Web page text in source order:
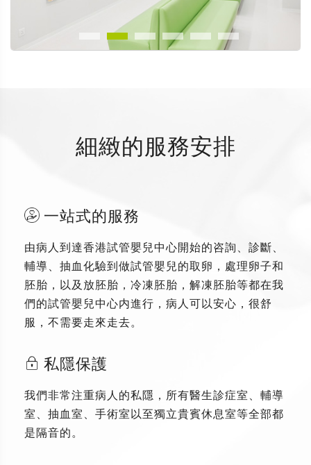
細緻的服務安排
一站式的服務
由病人到達香港試管嬰兒中心開始的咨詢、診斷、
輔導、抽血化驗到做試管嬰兒的取卵，處理卵子和
胚胎，以及放胚胎，冷凍胚胎，解凍胚胎等都在我
們的試管嬰兒中心内進行，病人可以安心，很舒
服，不需要走來走去。
私隱保護
我們非常注重病人的私隱，所有醫生診症室、輔導
室、抽血室、手術室以至獨立貴賓休息室等全部都
是隔音的。